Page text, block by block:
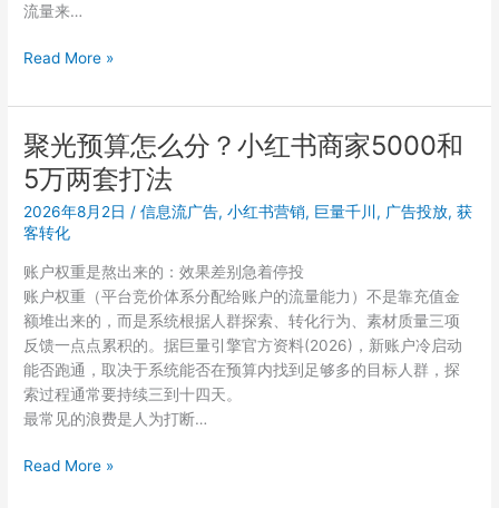
流量来…
多
台
投
放
广
告
预
分
配
策
略
实
战
经
Read More »
聚光预算怎么分？小红书商家5000和
5万两套打法
2026年8月2日 /信息流广告,小红书营销, 巨量千川 , 广告投放,获
客转化
账户权重是熬出来的：效果差别急着停投
账户权重（平台竞价体系分配给账户的流量能力）不是靠充值金
额堆出来的，而是系统根据人群探索、转化行为、素材质量三项
反馈一点点累积的。据巨量引擎官方资料(2026)，新账户冷启动
能否跑通，取决于系统能否在预算内找到足够多的目标人群，探
索过程通常要持续三到十四天。
最常见的浪费是人为打断…
聚
Read More »